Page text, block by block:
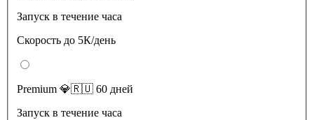
Запуск в течение часа
Скорость до 5К/день
Premium 💎🇷🇺 60 дней
Запуск в течение часа